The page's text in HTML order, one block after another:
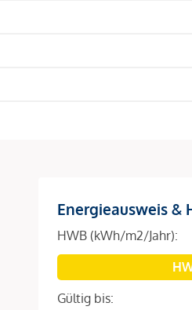
Energieausweis &
HWB (kWh/m2/Jahr):
Gültig bis: